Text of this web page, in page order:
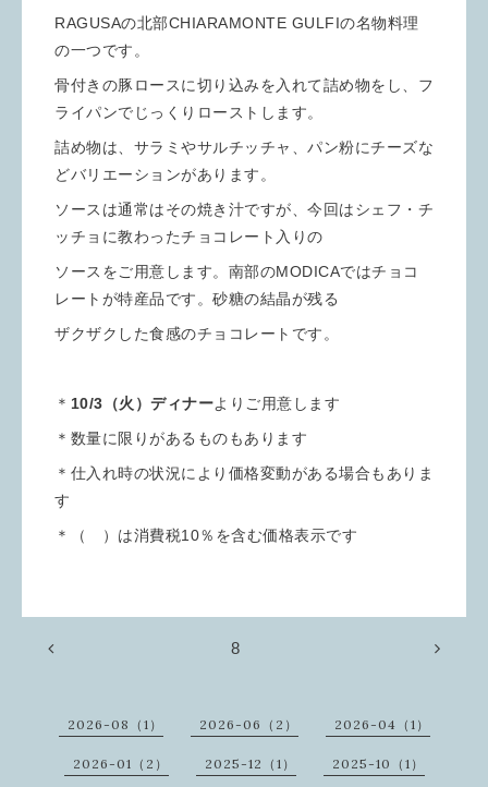
RAGUSAの北部CHIARAMONTE GULFIの名物料理
の一つです。
骨付きの豚ロースに切り込みを入れて詰め物をし、フ
ライパンでじっくりローストします。
詰め物は、サラミやサルチッチャ、パン粉にチーズな
どバリエーションがあります。
ソースは通常はその焼き汁ですが、今回はシェフ・チ
ッチョに教わったチョコレート入りの
ソースをご用意します。南部のMODICAではチョコ
レートが特産品です。砂糖の結晶が残る
ザクザクした食感のチョコレートです。
＊ 10/3（火）ディナーよりご用意します
＊数量に限りがあるものもあります
＊仕入れ時の状況により価格変動がある場合もありま
す
＊（ ）は消費税10％を含む価格表示です
8
2026-08（1） 2026-06（2） 2026-04（1）
2026-01（2） 2025-12（1） 2025-10（1）